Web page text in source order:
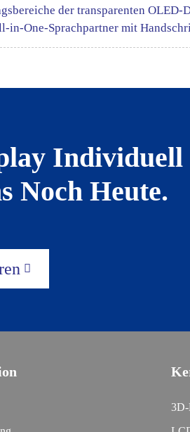
der transparenten OLED-
in-One-Sprachpartner mit
Individuell
Noch Heute.
3D-